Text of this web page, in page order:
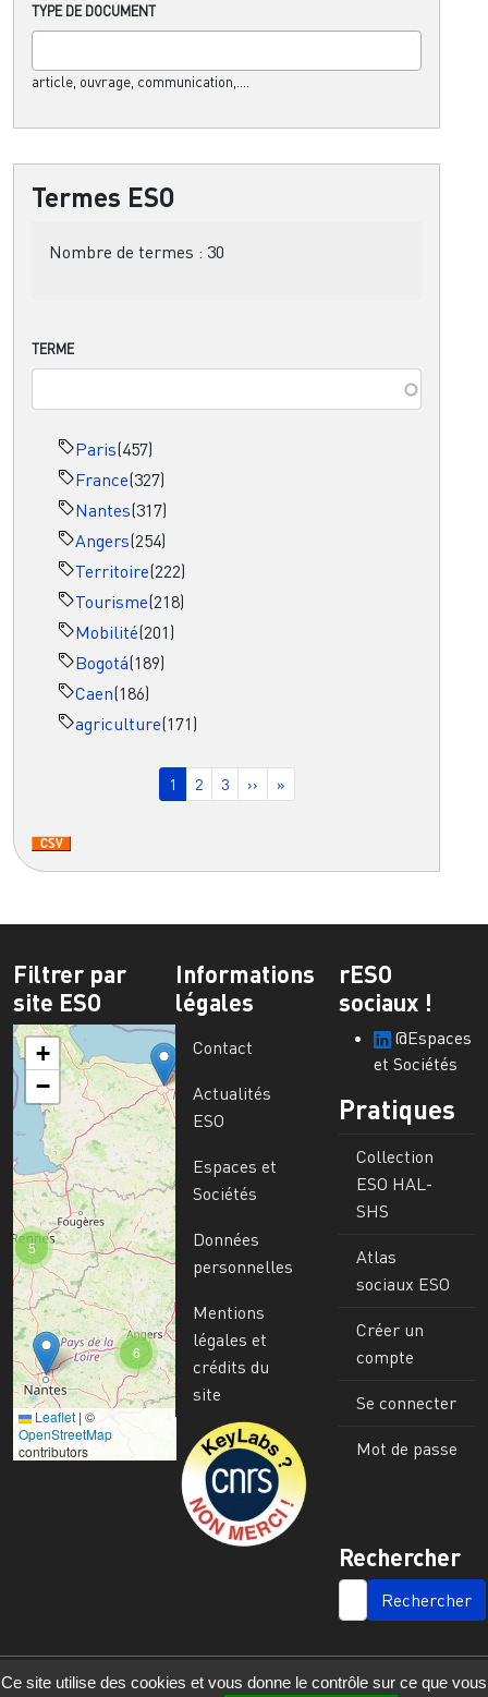
TYPE DE DOCUMENT
article, ouvrage, communication,....
Termes ESO
Nombre de termes : 30
TERME
Paris(457)
France(327)
Nantes(317)
Angers(254)
Territoire(222)
Tourisme(218)
Mobilité(201)
Bogotá(189)
Caen(186)
agriculture(171)
Page courante
1 Page
2 Page
3 Page suivante
›› Dernière page
»
Filtrer par
site ESO
6
5
+
−
Leaflet | ©
OpenStreetMap
contributors
Informations
légales
Contact
Actualités
ESO
Espaces et
Sociétés
Données
personnelles
Mentions
légales et
crédits du
site
Image
rESO
sociaux !
@Espaces
et Sociétés
Pratiques
Collection
ESO HAL-
SHS
Atlas
sociaux ESO
Créer un
compte
Se connecter
Mot de passe
Rechercher
SEARCH
Ce site utilise des cookies et vous donne le contrôle sur ce que vous